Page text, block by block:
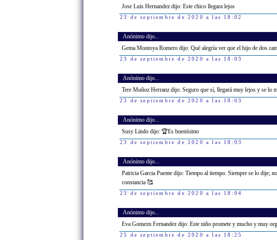
Jose Luis Hernandez dijo: Este chico llegara lejos
23 de septiembre de 2020 a las 18:02
Anónimo dijo...
Gema Montoya Romero dijo: Qué alegría ver que el hijo de dos
23 de septiembre de 2020 a las 18:03
Anónimo dijo...
Tere Muñoz Herranz dijo: Seguro que sí, llegará muy lejos y se lo
23 de septiembre de 2020 a las 18:03
Anónimo dijo...
Susy Lindo dijo: 🏆Es buenísimo
23 de septiembre de 2020 a las 18:03
Anónimo dijo...
Patricia Garcia Puente dijo: Tiempo al tiempo. Siempre se lo dije;
constancia 🥰
23 de septiembre de 2020 a las 18:04
Anónimo dijo...
Eva Gomezn Fernandez dijo: Este niño promete y mucho y muy
25 de septiembre de 2020 a las 18:25